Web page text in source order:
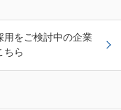
用をご検討中の企業
ちら